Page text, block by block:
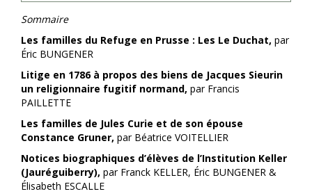
Sommaire
Les familles du Refuge en Prusse : Les Le Duchat, par
Éric BUNGENER
Litige en 1786 à propos des biens de Jacques Sieurin
un religionnaire fugitif normand, par Francis
PAILLETTE
Les familles de Jules Curie et de son épouse
Constance Gruner, par Béatrice VOITELLIER
Notices biographiques d’élèves de l’Institution Keller
(Jauréguiberry), par Franck KELLER, Éric BUNGENER &
Élisabeth ESCALLE